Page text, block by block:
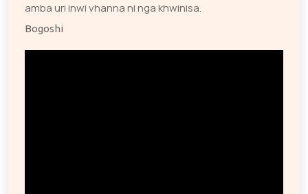
amba uri inwi vhanna ni nga khwinisa.
Bogoshi